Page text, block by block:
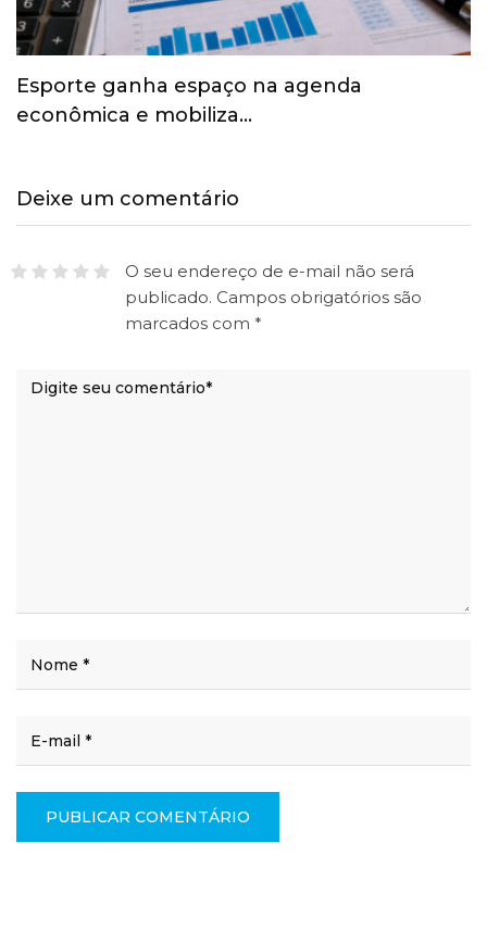
Esporte ganha espaço na agenda
econômica e mobiliza…
Deixe um comentário
O seu endereço de e-mail não será
publicado. Campos obrigatórios são
marcados com *